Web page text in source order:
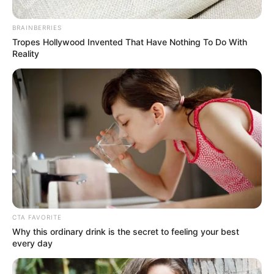
Cortesia Juan Pablo Cohen
Retiran reductores en la avenida Libertadores en Cúcuta
Por:
Juan David Quijano Castillo
Junio 9, 2025
COMPARTIR
BRAINBERRIES
Tropes Hollywood Invented That Have Nothing To Do With
Reality
CTA FAVORITE
Why this ordinary drink is the secret to feeling your best
every day